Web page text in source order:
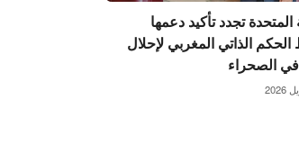
المتحدة تجدد تأكيد دعمها
الذاتي المغربي لإحلال
الصحراء